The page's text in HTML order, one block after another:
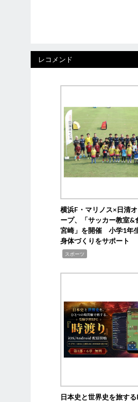
レコメンド
横浜F・マリノス×日清
ープ、「サッカー教室&
宮崎」を開催 小学1年
身体づくりをサポート
スポーツ
日本史と世界史を旅す